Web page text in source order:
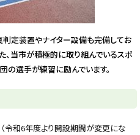
定装置やナイター設備も完備してお
、当市が積極的に取り組んでいるスポ
の選手が練習に励んでいます。
令和6年度より開設期間が変更にな